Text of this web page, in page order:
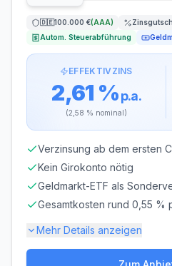
ZINSGUTSCHRIFT
Legitimation
🇩🇪100.000 €(AAA)
Autom. Steuerabführung
EFFEKTIVZINS
2,61 %p.a.
(2,58 % nominal)
Verzinsung ab dem ersten
Kein Girokonto nötig
Geldmarkt-ETF als
Einlagensicherung
Gesamtkosten rund 0,55 %
Mehr Details anzeigen